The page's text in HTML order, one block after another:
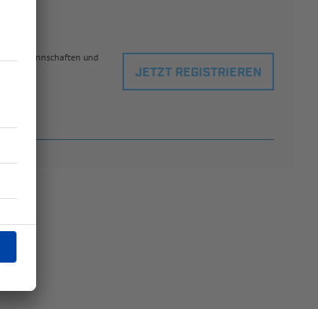
Mannschaften und
JETZT REGISTRIEREN